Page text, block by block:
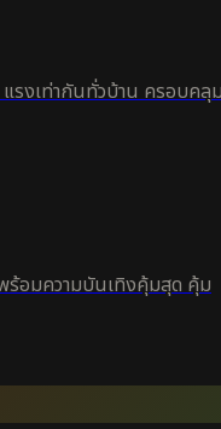
รงเท่ากันทั่วบ้าน ครอบคลุ
ร้อมความบันเทิงคุ้มสุด คุ้ม